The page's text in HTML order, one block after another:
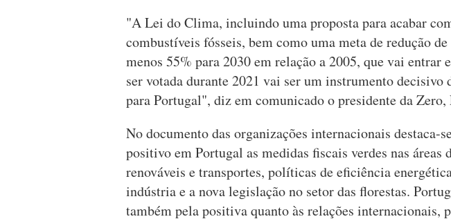
"A Lei do Clima, incluindo uma proposta para acabar
combustíveis fósseis, bem como uma meta de redução
menos 55% para 2030 em relação a 2005, que vai entrar
ser votada durante 2021 vai ser um instrumento decisivo
para Portugal", diz em comunicado o presidente da
No documento das organizações internacionais destaca-
positivo em Portugal as medidas fiscais verdes nas áreas
renováveis e transportes, políticas de eficiência
indústria e a nova legislação no setor das florestas.
também pela positiva quanto às relações internacionais,